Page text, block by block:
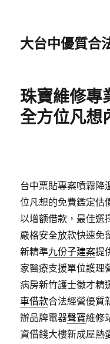
大台中優質合
珠寶維修專
全方位凡想
台中票貼專案噴霧降
位凡想的免費鑑定估
以增额借款，最佳選
嚴格安全放款快速免
新精準九份子建案提
家醫療支援單位護理
病房新竹護士徵才精
車借款合法經營優質
辦品牌電器聲寶維修
資借錢大樓新成屋熱